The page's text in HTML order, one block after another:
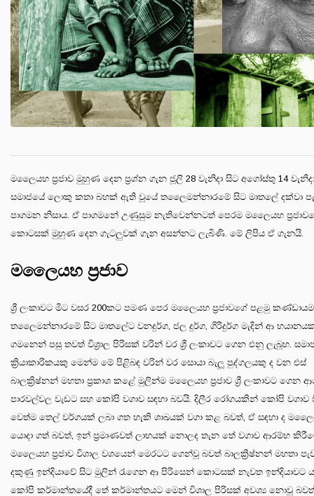
මලෛයහ ප්‍රජාව මුහුණ දෙන ප්‍රශ්න ගැන ජූලි 28 වැනිදා සිට අගෝස්තු 14
සමාජයේ ලොකු කතා බහක් ඇති වූයේ තලෛමන්නාරමේ සිට මාතලේ දක්වා
පාගමන නිසාය. ඒ පාගමනේ උණුසුම නැතිවෙන්නටත් පෙරම මලෛයහ
කොටසක් මුහුණ දෙන ගැටලුවක් ගැන අසන්නට ලැබිණි. මේ ලිපිය ඒ ගැනයි.
මලෛයහ ප්‍රජාව
ශ්‍රී ලංකාවට මීට වසර 200කට පමණ පෙර මලෛයහ ප්‍රජාවගේ පළමු කණ්ඩායම
තලෛමන්නාරමේ සිට මාතලේට වනදුර්ග, ජල දුර්ග, ගිරිදුර්ග මැදින් ආ
ගමනෙන් පසු තවත් විශ්‍රාල පිරිසක් වරින් වර ශ්‍රී ලංකාවට ගෙන එනු ලැබූහ.
ක්‍රියාකාරිකයකු මෙන්ම මේ පිළිබඳ වරින් වර සොයා බැලූ පුද්ගලයකු ද වන එස්
බාලක්‍රිෂ්නන් මහතා ප්‍රකාශ කළේ මුලින්ම මලෛයහ ප්‍රජාව ශ්‍රී ලංකාවට ගෙන
පාරවල්වල වැඩට සහ කෝපි වගාව සඳහා බවයි. දිලීර රෝගයකින් කෝපි වගාව
වෙත්ම තෙල් වර්ගයක් ලබා ගත හැකි ශාඛයක් වගා කළ බවත්, ඒ සඳහා ද
යොදා ගත් බවත්, ඉන් ප්‍රමාණවත් ලාභයක් නොලද තැන තේ වගාව ආරම්භ
මලෛයහ ප්‍රජාව විශාල වශයෙන් මෙරටට ගෙන්වූ බවත් බාලක්‍රිෂ්නන් මහතා
දකුණු ඉන්දියාවේ සිට මුලින් රැගෙන ආ පිරිසෙන් කොටසක් නැවත ඉන්දියාවට
කෝපි කර්මාන්තයේදී තේ කර්මාන්තයට මෙන් විශාල පිරිසක් අවශ්‍ය නොවූ